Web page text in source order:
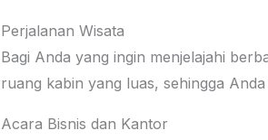
Perjalanan Wisata
Bagi Anda yang ingin menjelajahi
ruang kabin yang luas, sehingga
Acara Bisnis dan Kantor